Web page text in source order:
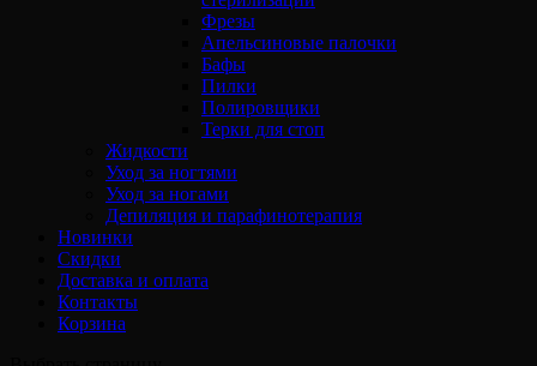
Фрезы
Апельсиновые палочки
Бафы
Пилки
Полировщики
Терки для стоп
Жидкости
Уход за ногтями
Уход за ногами
Депиляция и парафинотерапия
Новинки
Скидки
Доставка и оплата
Контакты
Корзина